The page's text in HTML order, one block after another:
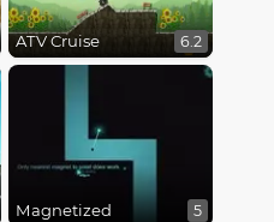
ATV Cruise 6.2
Magnetized 5